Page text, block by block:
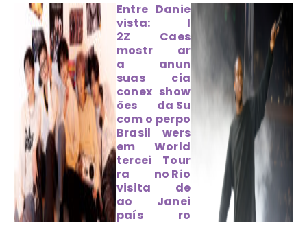
Entre
vista:
2Z
mostr
a
suas
conex
ões
com o
Brasil
em
tercei
ra
visita
ao
país
Danie
l
Caes
ar
anun
cia
show
da Su
perpo
wers
World
Tour
no Rio
de
Janei
ro